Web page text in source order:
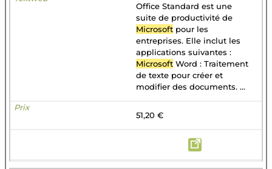
Office Standard est une
suite de productivité de
Microsoft pour les
entreprises. Elle inclut les
applications suivantes :
Microsoft Word : Traitement
de texte pour créer et
modifier des documents. ...
51,20 €